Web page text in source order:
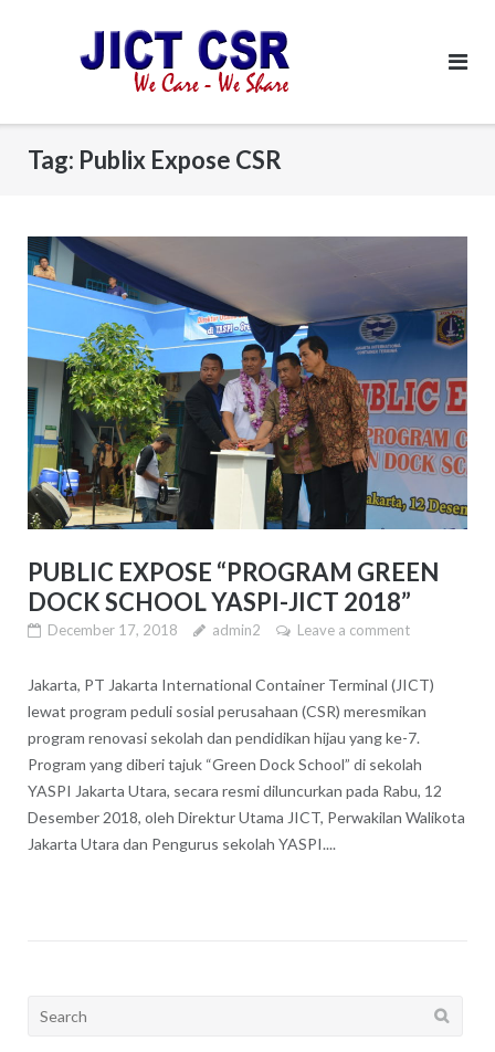
Tag: Publix Expose CSR
PUBLIC EXPOSE “PROGRAM GREEN
DOCK SCHOOL YASPI-JICT 2018”
December 17, 2018 admin2 Leave a comment
Jakarta, PT Jakarta International Container Terminal (JICT)
lewat program peduli sosial perusahaan (CSR) meresmikan
program renovasi sekolah dan pendidikan hijau yang ke-7.
Program yang diberi tajuk “Green Dock School” di sekolah
YASPI Jakarta Utara, secara resmi diluncurkan pada Rabu, 12
Desember 2018, oleh Direktur Utama JICT, Perwakilan Walikota
Jakarta Utara dan Pengurus sekolah YASPI....
Search